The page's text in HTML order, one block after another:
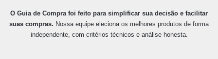
O Guia de Compra foi feito para simplificar sua decisão e facilitar
suas compras. Nossa equipe eleciona os melhores produtos de forma
independente, com critérios técnicos e análise honesta.